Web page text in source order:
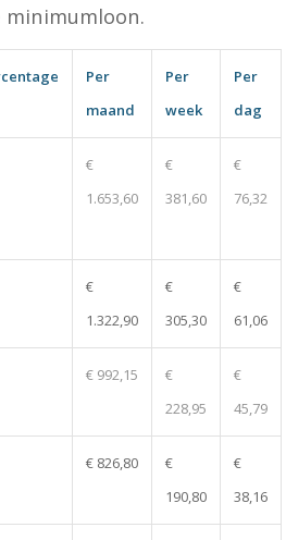
Per
maand
Per
week
Per
dag
€
1.653,60
€
381,60
€
76,32
€
1.322,90
€
305,30
€
61,06
€ 992,15
€
228,95
€
45,79
€ 826,80
€
190,80
€
38,16